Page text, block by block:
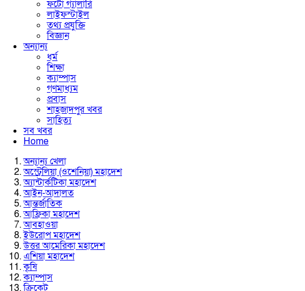
ফটো গ্যালারি
লাইফস্টাইল
তথ্য প্রযুক্তি
বিজ্ঞান
অন্যান্য
ধর্ম
শিক্ষা
ক্যাম্পাস
গণমাধ্যম
প্রবাস
শাহজাদপুর খবর
সাহিত্য
সব খবর
Home
অন্যান্য খেলা
অস্ট্রেলিয়া (ওশেনিয়া) মহাদেশ
অ্যান্টার্কটিকা মহাদেশ
আইন-আদালত
আন্তর্জাতিক
আফ্রিকা মহাদেশ
আবহাওয়া
ইউরোপ মহাদেশ
উত্তর আমেরিকা মহাদেশ
এশিয়া মহাদেশ
কৃষি
ক্যাম্পাস
ক্রিকেট